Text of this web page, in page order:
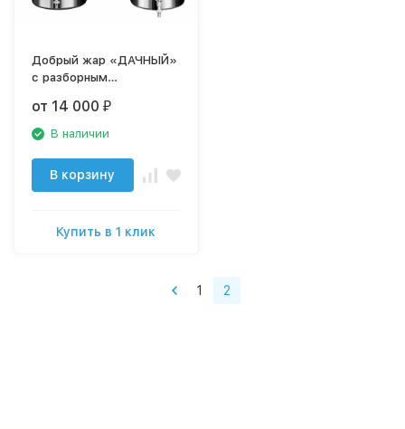
Добрый жар «ДАЧНЫЙ»
с разборным
от 14 000₽
В наличии
В корзину
Купить в 1 клик
1 2